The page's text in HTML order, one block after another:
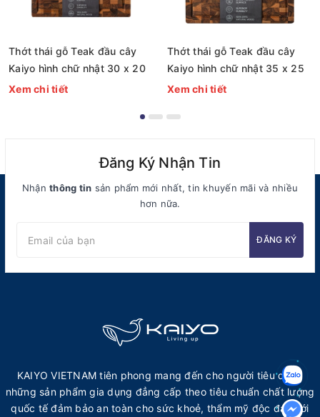
Thớt thái gỗ Teak đầu cây
Kaiyo hình chữ nhật 30 x 20
x 2,5cm [mã DC01]
Xem chi tiết
Thớt thái gỗ Teak đầu cây
Kaiyo hình chữ nhật 35 x 25
x 2,5cm [mã DC02]
Xem chi tiết
Đăng Ký Nhận Tin
Nhậnthông tin sản phẩm mới nhất, tin khuyến mãi và nhiều
hơn nữa.
ĐĂNG KÝ
KAIYO VIETNAM tiên phong mang đến cho người tiêu dùng
những sản phẩm gia dụng đẳng cấp theo tiêu chuẩn chất lượng
quốc tế đảm bảo an toàn cho sức khoẻ, thẩm mỹ độc đáo với